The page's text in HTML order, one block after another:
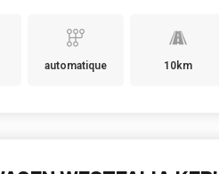
automatique 10km